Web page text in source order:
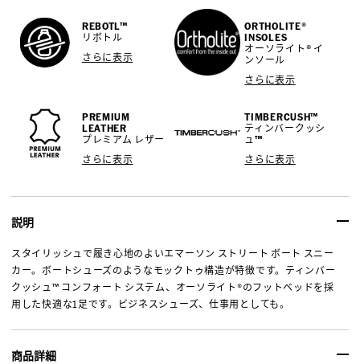
REBOTL™
リボトル
さらに表示
ORTHOLITE®
INSOLES
オーソライト® イ
ンソール
さらに表示
PREMIUM
LEATHER
プレミアム レザー
さらに表示
TIMBERCUSH™
ティンバークッシ
ュ™
さらに表示
説明
スタイリッシュで履き心地のよいエマーソン ストリート ボート スニー
カー。ボートシューズのようなモックトゥ構造が特徴です。ティンバー
クッシュ™ コンフォート システム、オーソライト®のフットベッドを採
用した快適な1足です。ビジネスシューズ、仕事用としても。
商品詳細